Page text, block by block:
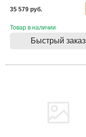
35 579 pуб.
Товар в наличии
Быстрый заказ